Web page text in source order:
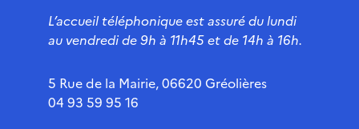
L’accueil téléphonique est assuré du lundi
au vendredi de 9h à 11h45 et de 14h à 16h.
5 Rue de la Mairie, 06620 Gréolières
04 93 59 95 16